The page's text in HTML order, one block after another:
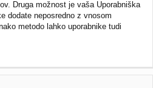
Druga možnost je vaša Uporabniška
dodate neposredno z vnosom
metodo lahko uporabnike tudi